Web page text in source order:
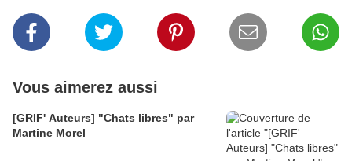
Vous aimerez aussi
[GRIF' Auteurs] "Chats libres" par
Martine Morel